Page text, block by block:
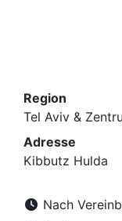
Region
Tel Aviv &
Adresse
Kibbutz Hulda
Nach